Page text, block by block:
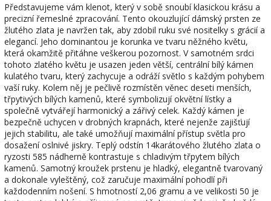
Představujeme vám klenot, který v sobě snoubí klasickou krásu a
precizní řemeslné zpracování. Tento okouzlující dámský prsten ze
žlutého zlata je navržen tak, aby zdobil ruku své nositelky s grácií a
elegancí. Jeho dominantou je korunka ve tvaru něžného květu,
která okamžitě přitáhne veškerou pozornost. V samotném srdci
tohoto zlatého květu je usazen jeden větší, centrální bílý kámen
kulatého tvaru, který zachycuje a odráží světlo s každým pohybem
vaší ruky. Kolem něj je pečlivě rozmístěn věnec deseti menších,
třpytivých bílých kamenů, které symbolizují okvětní lístky a
společně vytvářejí harmonický a zářivý celek. Každý kámen je
bezpečně uchycen v drobných krapnách, které nejenže zajišťují
jejich stabilitu, ale také umožňují maximální přístup světla pro
dosažení oslnivé jiskry. Teplý odstín 14karátového žlutého zlata o
ryzosti 585 nádherně kontrastuje s chladivým třpytem bílých
kamenů. Samotný kroužek prstenu je hladký, elegantně tvarovaný
a dokonale vyleštěný, což zaručuje maximální pohodlí při
každodenním nošení. S hmotností 2,06 gramu a ve velikosti 50 je